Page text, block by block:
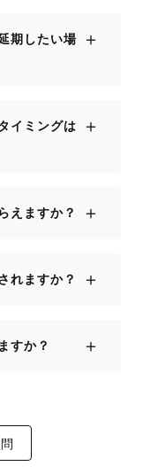
期したい場
＋
イミングは
＋
えますか？ ＋
れますか？ ＋
すか？ ＋